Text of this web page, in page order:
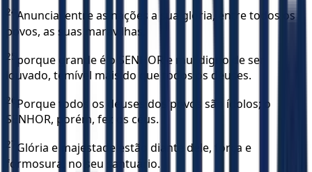
24 Anunciai entre as nações a sua glória, entre todos os
povos, as suas maravilhas,
25 porque grande é o SENHOR e mui digno de ser
louvado, temível mais do que todos os deuses.
26 Porque todos os deuses dos povos são ídolos; o
SENHOR, porém, fez os céus.
27 Glória e majestade estão diante dele, força e
formosura, no seu santuário.